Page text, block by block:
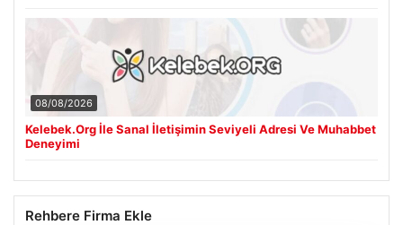
08/08/2026
Kelebek.Org İle Sanal İletişimin Seviyeli Adresi Ve Muhabbet
Deneyimi
Rehbere Firma Ekle